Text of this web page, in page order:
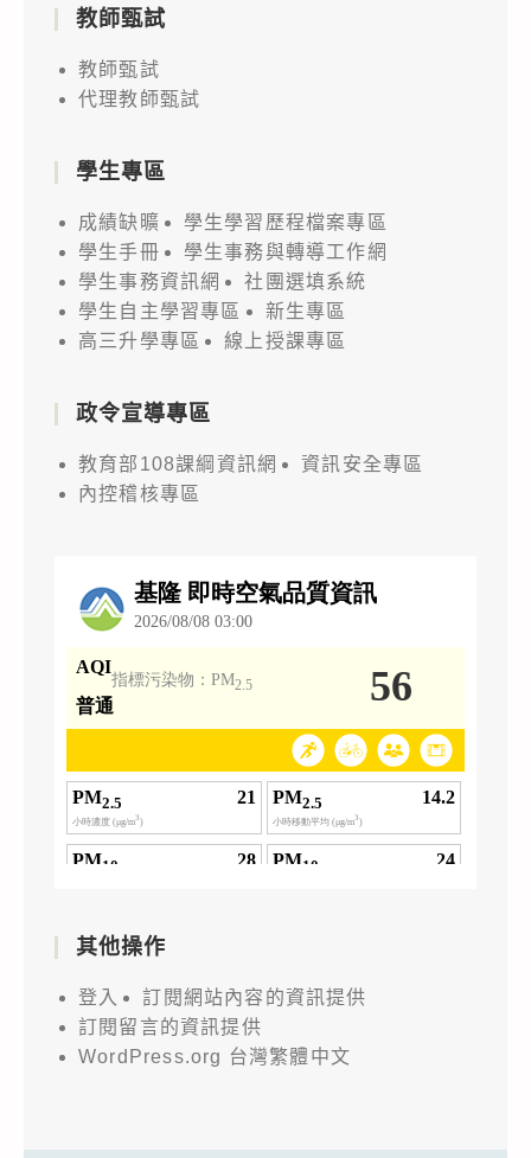
教師甄試
教師甄試
代理教師甄試
學生專區
成績缺曠
學生學習歷程檔案專區
學生手冊
學生事務與轉導工作網
學生事務資訊網
社團選填系統
學生自主學習專區
新生專區
高三升學專區
線上授課專區
政令宣導專區
教育部108課綱資訊網
資訊安全專區
內控稽核專區
其他操作
登入
訂閱網站內容的資訊提供
訂閱留言的資訊提供
WordPress.org 台灣繁體中文